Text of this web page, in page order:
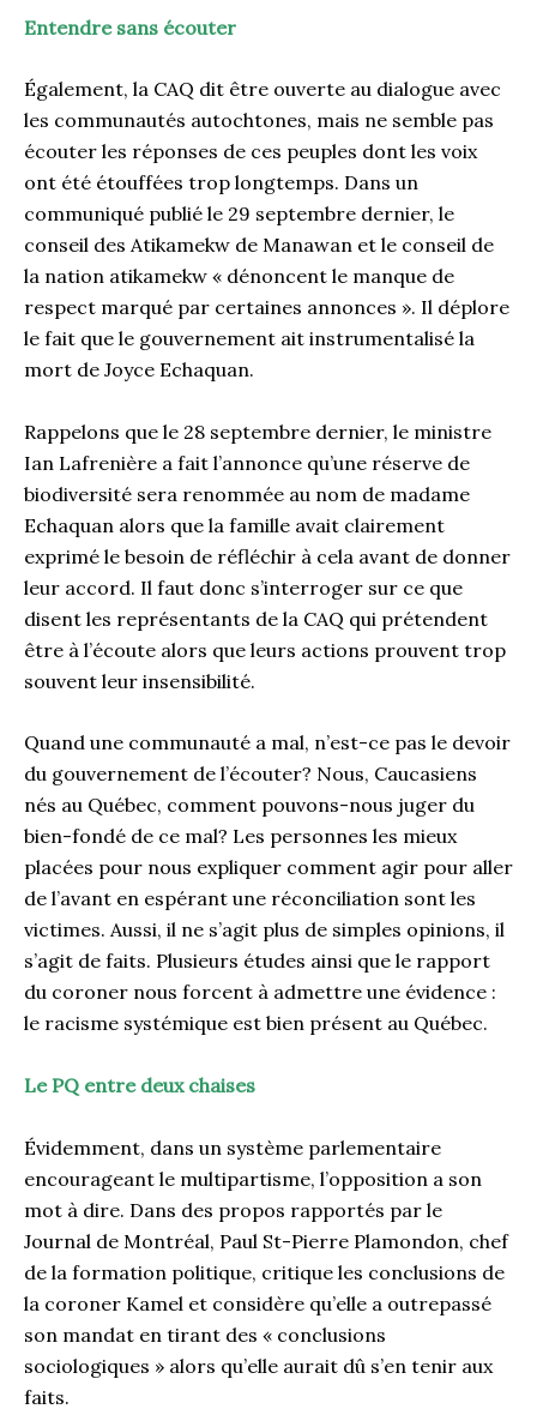
Entendre sans écouter
Également, la CAQ dit être ouverte au dialogue avec
les communautés autochtones, mais ne semble pas
écouter les réponses de ces peuples dont les voix
ont été étouffées trop longtemps. Dans un
communiqué publié le 29 septembre dernier, le
conseil des Atikamekw de Manawan et le conseil de
la nation atikamekw « dénoncent le manque de
respect marqué par certaines annonces ». Il déplore
le fait que le gouvernement ait instrumentalisé la
mort de Joyce Echaquan.
Rappelons que le 28 septembre dernier, le ministre
Ian Lafrenière a fait l’annonce qu’une réserve de
biodiversité sera renommée au nom de madame
Echaquan alors que la famille avait clairement
exprimé le besoin de réfléchir à cela avant de donner
leur accord. Il faut donc s’interroger sur ce que
disent les représentants de la CAQ qui prétendent
être à l’écoute alors que leurs actions prouvent trop
souvent leur insensibilité.
Quand une communauté a mal, n’est-ce pas le devoir
du gouvernement de l’écouter? Nous, Caucasiens
nés au Québec, comment pouvons-nous juger du
bien-fondé de ce mal? Les personnes les mieux
placées pour nous expliquer comment agir pour aller
de l’avant en espérant une réconciliation sont les
victimes. Aussi, il ne s’agit plus de simples opinions, il
s’agit de faits. Plusieurs études ainsi que le rapport
du coroner nous forcent à admettre une évidence :
le racisme systémique est bien présent au Québec.
Le PQ entre deux chaises
Évidemment, dans un système parlementaire
encourageant le multipartisme, l’opposition a son
mot à dire. Dans des propos rapportés par le
Journal de Montréal, Paul St-Pierre Plamondon, chef
de la formation politique, critique les conclusions de
la coroner Kamel et considère qu’elle a outrepassé
son mandat en tirant des « conclusions
sociologiques » alors qu’elle aurait dû s’en tenir aux
faits.